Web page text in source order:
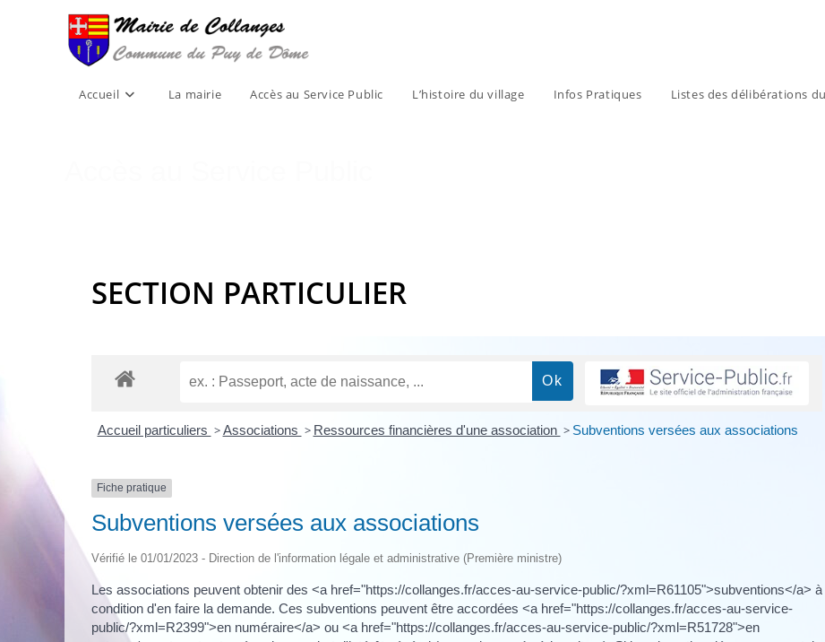
Accueil La mairie Accès au Service Public L’histoire du village Infos Pratiques Listes des délibérations
SECTION PARTICULIER
Accueil particuliers > Associations > Ressources financières d'une association > Subventions versées aux associations
Fiche pratique
Subventions versées aux associations
Vérifié le 01/01/2023 - Direction de l'information légale et administrative (Première ministre)
Les associations peuvent obtenir des <a href="https://collanges.fr/acces-au-service-public/?xml=R61105">subventions</a> à
condition d'en faire la demande. Ces subventions peuvent être accordées <a href="https://collanges.fr/acces-au-service-
public/?xml=R2399">en numéraire</a> ou <a href="https://collanges.fr/acces-au-service-public/?xml=R51728">en